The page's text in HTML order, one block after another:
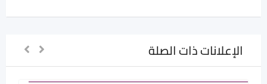
الإعلانات ذات الصلة